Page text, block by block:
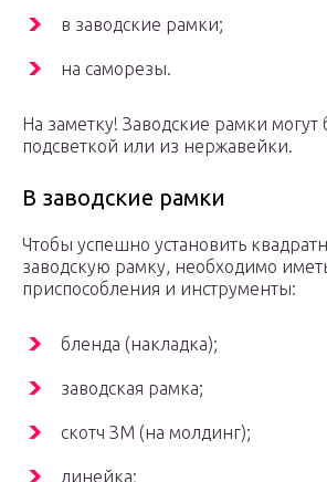
в заводские рамки;
на саморезы.
На заметку! Заводские рамки могут
подсветкой или из нержавейки.
В заводские рамки
Чтобы успешно установить
заводскую рамку, необходимо
приспособления и инструменты:
бленда (накладка);
заводская рамка;
скотч ЗМ (на молдинг);
линейка;